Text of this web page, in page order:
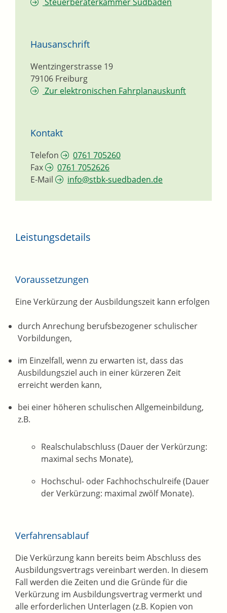
Hausanschrift
Wentzingerstrasse 19
79106 Freiburg
Zur elektronischen Fahrplanauskunft
Kontakt
Telefon
0761 705260
Fax
0761 7052626
E-Mail
info@stbk-suedbaden.de
Leistungsdetails
Voraussetzungen
Eine Verkürzung der Ausbildungszeit kann erfolgen
durch Anrechung berufsbezogener schulischer
Vorbildungen,
im Einzelfall, wenn zu erwarten ist, dass das
Ausbildungsziel auch in einer kürzeren Zeit
erreicht werden kann,
bei einer höheren schulischen Allgemeinbildung,
z.B.
Realschulabschluss (Dauer der Verkürzung:
maximal sechs Monate),
Hochschul- oder Fachhochschulreife (Dauer
der Verkürzung: maximal zwölf Monate).
Verfahrensablauf
Die Verkürzung kann bereits beim Abschluss des
Ausbildungsvertrags vereinbart werden. In diesem
Fall werden die Zeiten und die Gründe für die
Verkürzung im Ausbildungsvertrag vermerkt und
alle erforderlichen Unterlagen (z.B. Kopien von